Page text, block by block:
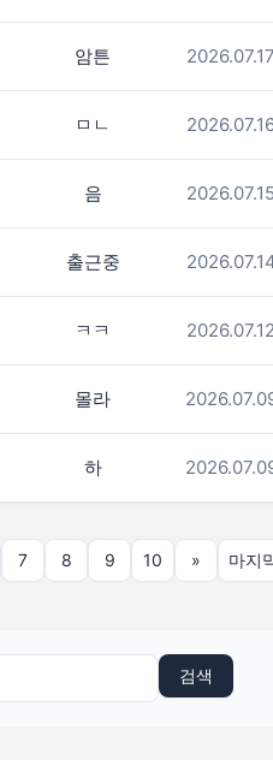
암튼 2026.07.17
ㅁㄴ
음 2026.07.15
출근중
ㅋㅋ 2026.07.12
몰라
하
7 8 9 10 » 마지
검색